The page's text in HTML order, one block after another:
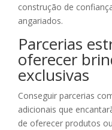
construção de
angariados.
Parcerias
oferecer
exclusivas
Conseguir parcerias
adicionais que
de oferecer produtos